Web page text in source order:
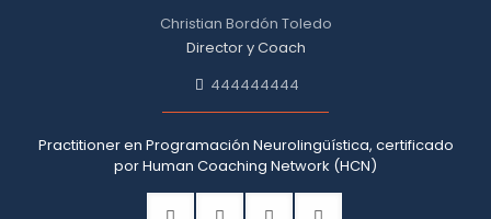
Christian Bordón Toledo
Director y Coach
444444444
Practitioner en Programación Neurolingüística, certificado
por Human Coaching Network (HCN)